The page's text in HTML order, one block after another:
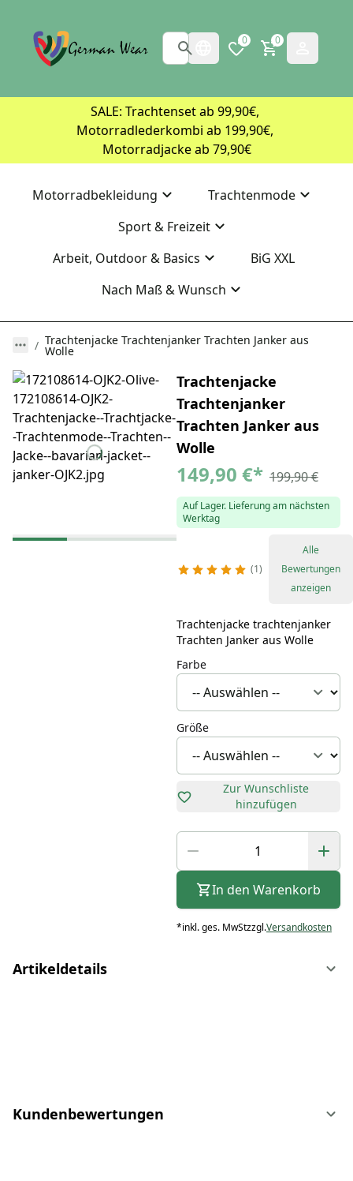
0 0
SALE: Trachtenset ab 99,90€,
Motorradlederkombi ab 199,90€,
Motorradjacke ab 79,90€
Motorradbekleidung
Trachtenmode
Sport & Freizeit
Arbeit, Outdoor & Basics
BiG XXL
Nach Maß & Wunsch
Trachtenjacke Trachtenjanker Trachten Janker aus
Wolle
Trachtenjacke
Trachtenjanker
Trachten Janker aus
Wolle
149,90 €* 199,90 €
Auf Lager. Lieferung am nächsten
Werktag
1
Alle
Bewertungen
anzeigen
Trachtenjacke trachtenjanker
Trachten Janker aus Wolle
Farbe
Größe
Zur Wunschliste
hinzufügen
In den Warenkorb
*inkl. ges. MwStzzgl.Versandkosten
Artikeldetails
Kundenbewertungen